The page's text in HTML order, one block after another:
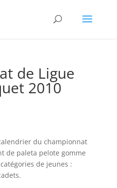
de Ligue
2010
du championnat
de paleta pelote gomme
de jeunes :